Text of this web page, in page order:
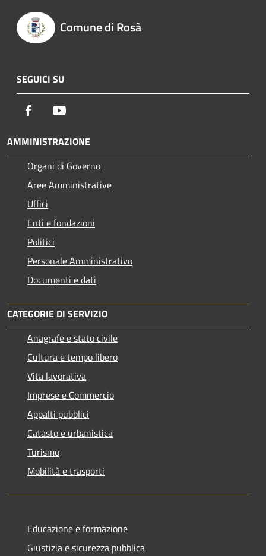
Comune di Rosà
SEGUICI SU
Facebook
AMMINISTRAZIONE
Organi di Governo
Aree Amministrative
Uffici
Enti e fondazioni
Politici
Personale Amministrativo
Documenti e dati
CATEGORIE DI SERVIZIO
Anagrafe e stato civile
Cultura e tempo libero
Vita lavorativa
Imprese e Commercio
Appalti pubblici
Catasto e urbanistica
Turismo
Mobilità e trasporti
Educazione e formazione
Giustizia e sicurezza pubblica